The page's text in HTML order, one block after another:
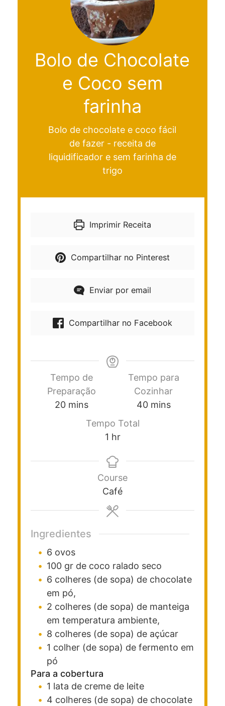
Bolo de Chocolate
e Coco sem
farinha
Bolo de chocolate e coco fácil
de fazer - receita de
liquidificador e sem farinha de
trigo
Imprimir Receita
Compartilhar no Pinterest
Enviar por email
Compartilhar no Facebook
Tempo de
Preparação
20 mins
Tempo para
Cozinhar
40 mins
Tempo Total
1 hr
Course
Café
Ingredientes
6 ovos
100 gr de coco ralado seco
6 colheres (de sopa) de chocolate
em pó,
2 colheres (de sopa) de manteiga
em temperatura ambiente,
8 colheres (de sopa) de açúcar
1 colher (de sopa) de fermento em
pó
Para a cobertura
1 lata de creme de leite
4 colheres (de sopa) de chocolate